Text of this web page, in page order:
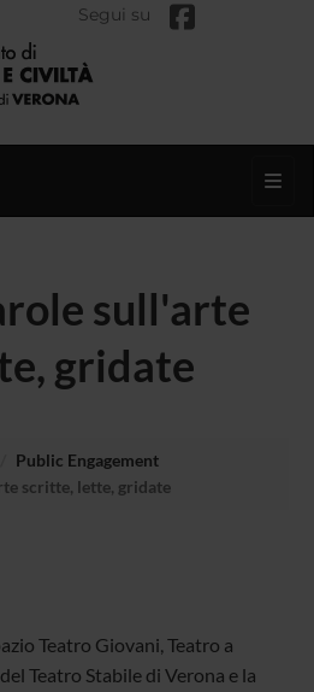
Segui su
sull'arte
gridate
Public Engagement
scritte, lette, gridate
Teatro Giovani, Teatro a
Teatro Stabile di Verona e la